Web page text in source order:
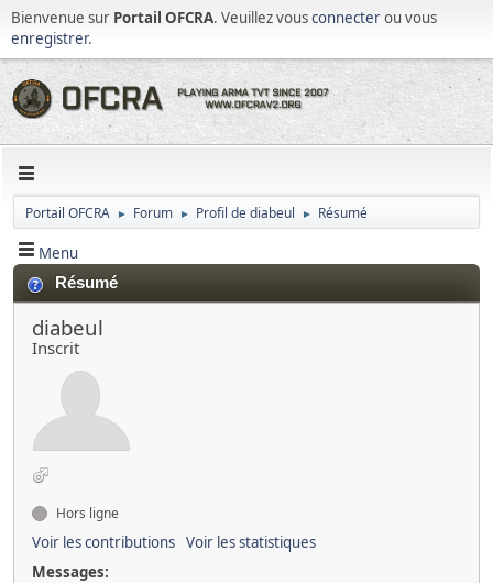
Bienvenue sur Portail OFCRA. Veuillez vousconnecterou vous
enregistrer.
Portail OFCRA ► Forum ► Profil de diabeul ► Résumé
Menu
Résumé
diabeul
Inscrit
Hors ligne
Voir les contributions Voir les statistiques
Messages: